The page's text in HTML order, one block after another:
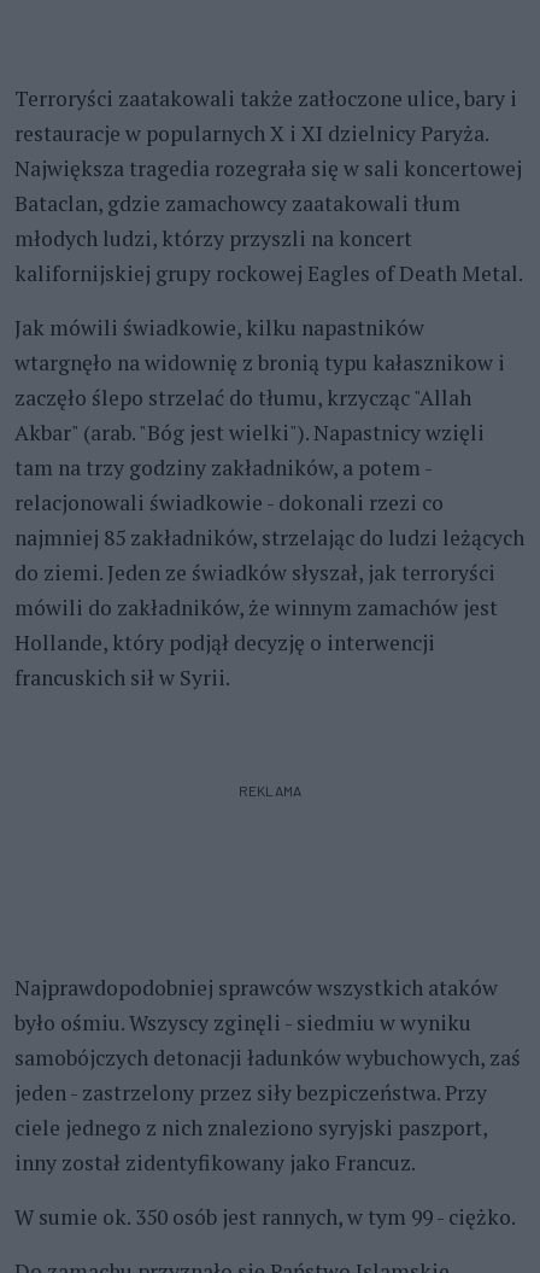
Terroryści zaatakowali także zatłoczone ulice, bary i
restauracje w popularnych X i XI dzielnicy Paryża.
Największa tragedia rozegrała się w sali koncertowej
Bataclan, gdzie zamachowcy zaatakowali tłum
młodych ludzi, którzy przyszli na koncert
kalifornijskiej grupy rockowej Eagles of Death Metal.
Jak mówili świadkowie, kilku napastników
wtargnęło na widownię z bronią typu kałasznikow i
zaczęło ślepo strzelać do tłumu, krzycząc "Allah
Akbar" (arab. "Bóg jest wielki"). Napastnicy wzięli
tam na trzy godziny zakładników, a potem -
relacjonowali świadkowie - dokonali rzezi co
najmniej 85 zakładników, strzelając do ludzi leżących
do ziemi. Jeden ze świadków słyszał, jak terroryści
mówili do zakładników, że winnym zamachów jest
Hollande, który podjął decyzję o interwencji
francuskich sił w Syrii.
REKLAMA
Najprawdopodobniej sprawców wszystkich ataków
było ośmiu. Wszyscy zginęli - siedmiu w wyniku
samobójczych detonacji ładunków wybuchowych, zaś
jeden - zastrzelony przez siły bezpiczeństwa. Przy
ciele jednego z nich znaleziono syryjski paszport,
inny został zidentyfikowany jako Francuz.
W sumie ok. 350 osób jest rannych, w tym 99 - ciężko.